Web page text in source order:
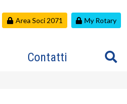
Area Soci 2071 My Rotary
Contatti